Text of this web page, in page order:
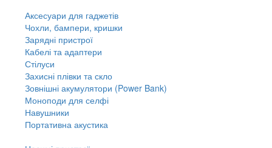
Аксесуари для гаджетів
Чохли, бампери, кришки
Зарядні пристрої
Кабелі та адаптери
Стілуси
Захисні плівки та скло
Зовнішні акумулятори (Power Bank)
Моноподи для селфі
Навушники
Портативна акустика